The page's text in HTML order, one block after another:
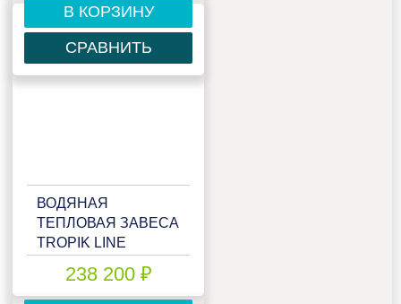
В КОРЗИНУ
СРАВНИТЬ
ВОДЯНАЯ
ТЕПЛОВАЯ ЗАВЕСА
TROPIK LINE
TECHNO
238 200 ₽